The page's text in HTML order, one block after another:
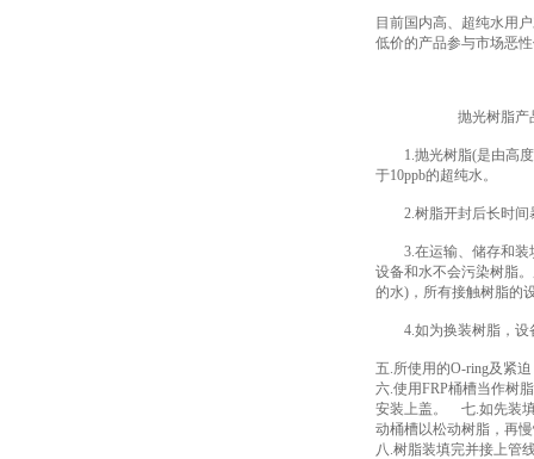
目前国内高、超纯水用
低价的产品参与市场恶
抛光树脂产品使
1.抛光树脂(是由高度
于10ppb的超纯水。
2.树脂开封后长时间暴
3.在运输、储存和装填
设备和水不会污染树脂
的水)，所有接触树脂的
4.如为换装树脂，设
五.所使用的O-ring及紧
六.使用FRP桶槽当作树
安装上盖。 七.如先装填
动桶槽以松动树脂，再
八.树脂装填完并接上管